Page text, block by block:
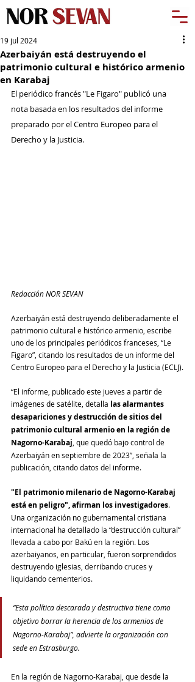
Azerbaiyán está destruyendo el
patrimonio cultural e histórico armenio
en Karabaj
19 jul 2024
El periódico francés "Le Figaro" publicó una
nota basada en los resultados del informe
preparado por el Centro Europeo para el
Derecho y la Justicia.
Redacción NOR SEVAN
Azerbaiyán está destruyendo deliberadamente el
patrimonio cultural e histórico armenio, escribe
uno de los principales periódicos franceses, “Le
Figaro”, citando los resultados de un informe del
Centro Europeo para el Derecho y la Justicia (ECLJ).
“El informe, publicado este jueves a partir de
imágenes de satélite, detalla las alarmantes
desapariciones y destrucción de sitios del
patrimonio cultural armenio en la región de
Nagorno-Karabaj , que quedó bajo control de
Azerbaiyán en septiembre de 2023”, señala la
publicación, citando datos del informe.
"El patrimonio milenario de Nagorno-Karabaj
está en peligro", afirman los investigadores.
Una organización no gubernamental cristiana
internacional ha detallado la “destrucción cultural”
llevada a cabo por Bakú en la región. Los
azerbaiyanos, en particular, fueron sorprendidos
destruyendo iglesias, derribando cruces y
liquidando cementerios.
“Esta política descarada y destructiva tiene como
objetivo borrar la herencia de los armenios de
Nagorno-Karabaj”, advierte la organización con
sede en Estrasburgo.
En la región de Nagorno-Karabaj, que desde la